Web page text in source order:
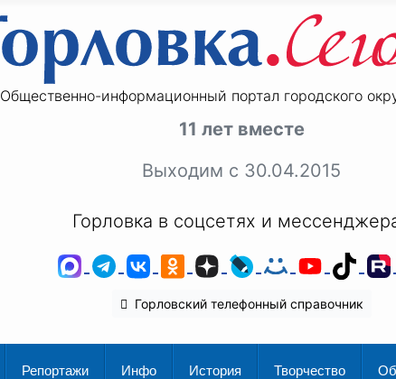
Общественно-информационный портал городского
11 лет вместе
Выходим с 30.04.2015
Горловка в соцсетях и
MAXTelegram
ВКонтакте
Одноклассники
ДзенLiveJournal
Мой Мир
Горловский телефонный справочник
Репортажи Инфо История Творчество